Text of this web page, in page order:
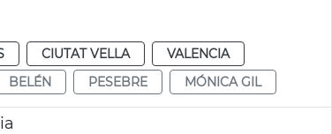
CIUTAT VELLA
VALENCIA
BELÉN PESEBRE MÓNICA GIL